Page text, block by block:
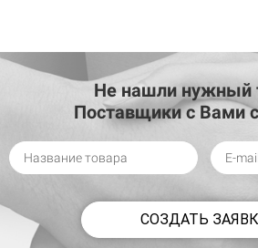
Не нашли нужный
Поставщики с Вами
СОЗДАТЬ